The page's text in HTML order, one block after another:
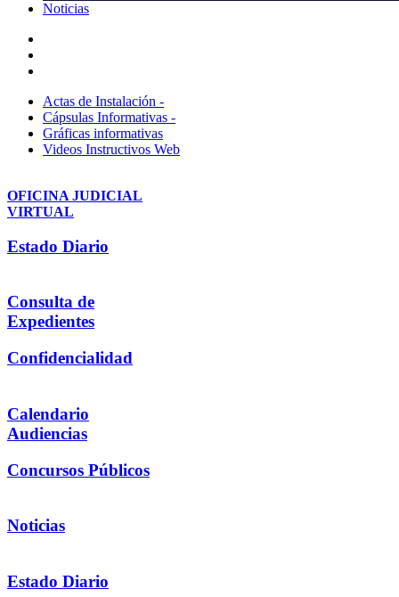
Noticias
Actas de Instalación -
Cápsulas Informativas -
Gráficas informativas
Videos Instructivos Web
OFICINA JUDICIAL
VIRTUAL
Estado Diario
Consulta de
Expedientes
Confidencialidad
Calendario
Audiencias
Concursos Públicos
Noticias
Estado Diario